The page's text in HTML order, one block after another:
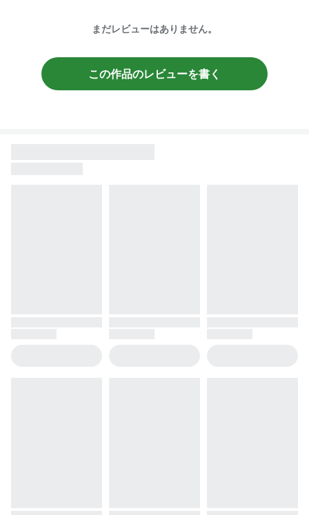
まだレビューはありません。
この作品のレビューを書く